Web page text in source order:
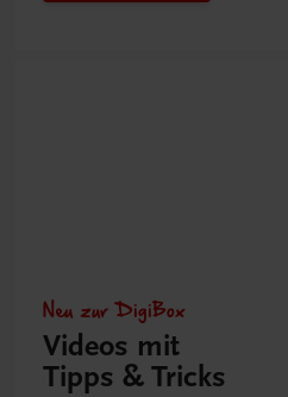
Neu zur DigiBox
Videos mit
Tipps & Tricks